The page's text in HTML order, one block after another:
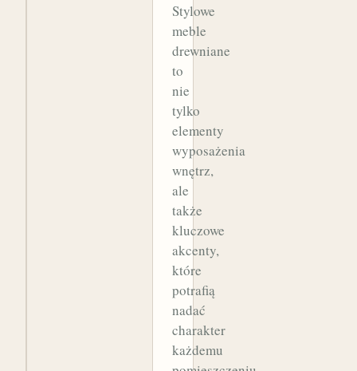
Stylowe
meble
drewniane
to
nie
tylko
elementy
wyposażenia
wnętrz,
ale
także
kluczowe
akcenty,
które
potrafią
nadać
charakter
każdemu